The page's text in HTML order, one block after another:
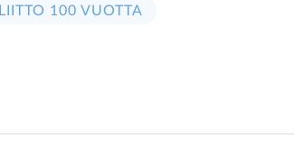
LIITTO 100 VUOTTA